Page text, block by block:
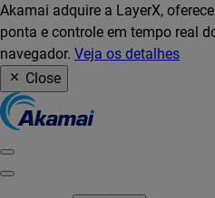
Akamai adquire a LayerX,
ponta e controle em tempo real
navegador. Veja os detalhes
Close